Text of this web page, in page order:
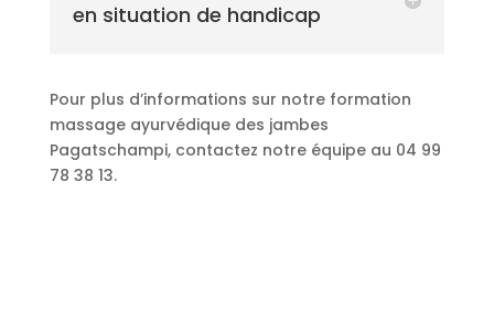
en situation de handicap
Pour plus d’informations sur notre formation
massage ayurvédique des jambes
Pagatschampi, contactez notre équipe au 04 99
78 38 13.